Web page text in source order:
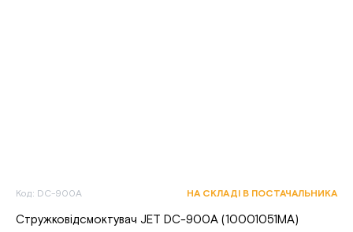
Код: DC-900A НА СКЛАДІ В ПОСТАЧАЛЬНИКА
Стружковідсмоктувач JET DC-900A (10001051MA)